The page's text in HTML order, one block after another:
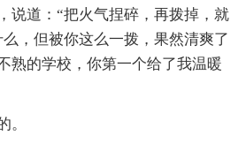
说道：“把火气捏碎，再拨掉，就
，但被你这么一拨，果然清爽了
熟的学校，你第一个给了我温暖
。